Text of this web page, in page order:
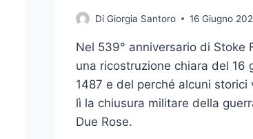
Di Giorgia Santoro 16 Giugno
Nel 539° anniversario di Stoke
una ricostruzione chiara del 16
1487 e del perché alcuni storici
lì la chiusura militare della
Due Rose.